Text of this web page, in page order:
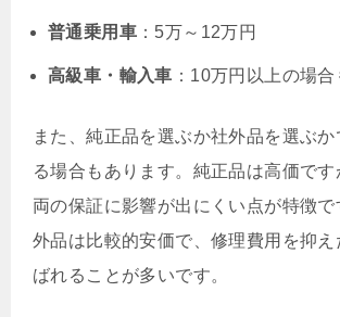
普通乗用車 ：5万～12万円
高級車・輸入車 ：10万円以上の場合
また、純正品を選ぶか社外品を選ぶ
る場合もあります。純正品は高価で
両の保証に影響が出にくい点が特徴
外品は比較的安価で、修理費用を抑え
ばれることが多いです。